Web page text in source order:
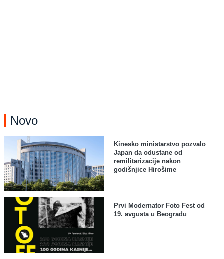
Novo
Kinesko ministarstvo pozvalo
Japan da odustane od
remilitarizacije nakon
godišnjice Hirošime
Prvi Modernator Foto Fest od
19. avgusta u Beogradu